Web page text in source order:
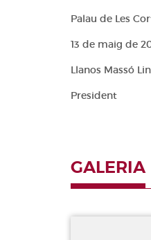
Palau de Les
13 de maig de
Llanos Massó
President
GALERIA
Galeria